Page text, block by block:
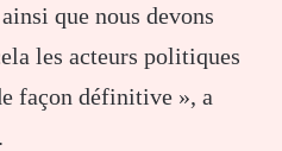
que nous devons
les acteurs politiques
façon définitive », a